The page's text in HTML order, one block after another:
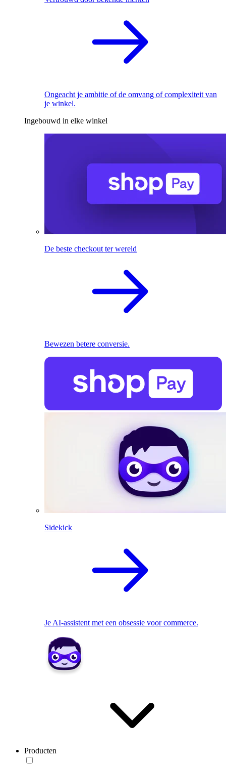
Ongeacht je ambitie of de omvang of complexiteit van
je winkel.
Ingebouwd in elke winkel
De beste checkout ter wereld
Bewezen betere conversie.
Sidekick
Je AI-assistent met een obsessie voor commerce.
Producten